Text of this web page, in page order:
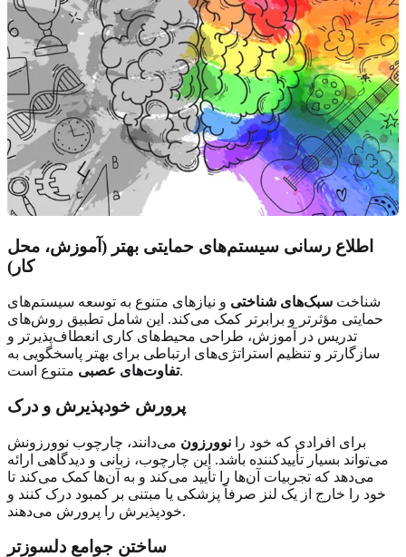
اطلاع رسانی سیستم‌های حمایتی بهتر (آموزش، محل
کار)
شناخت سبک‌های شناختی و نیازهای متنوع به توسعه سیستم‌های
حمایتی مؤثرتر و برابرتر کمک می‌کند. این شامل تطبیق روش‌های
تدریس در آموزش، طراحی محیط‌های کاری انعطاف‌پذیرتر و
سازگارتر و تنظیم استراتژی‌های ارتباطی برای بهتر پاسخگویی به
تفاوت‌های عصبیمتنوع است.
پرورش خودپذیرش و درک
برای افرادی که خود را نوورزون می‌دانند، چارچوب نوورزونش
می‌تواند بسیار تأییدکننده باشد. این چارچوب، زبانی و دیدگاهی ارائه
می‌دهد که تجربیات آن‌ها را تأیید می‌کند و به آن‌ها کمک می‌کند تا
خود را خارج از یک لنز صرفاً پزشکی یا مبتنی بر کمبود درک کنند و
خودپذیرش را پرورش می‌دهند.
ساختن جوامع دلسوزتر